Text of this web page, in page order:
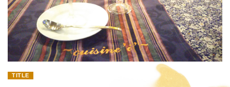
TITLE